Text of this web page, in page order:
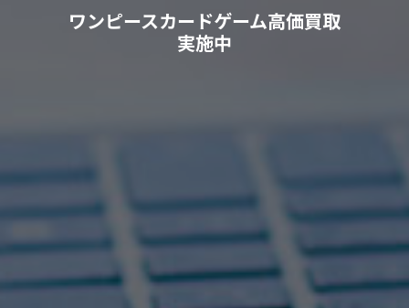
ワンピースカードゲーム高価買取
実施中